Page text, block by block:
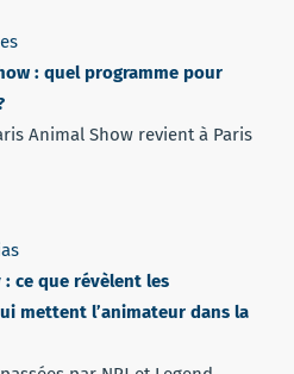
: quel programme pour
Animal Show revient à Paris
: ce que révèlent les
mettent l’animateur dans la